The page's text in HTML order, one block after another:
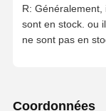
R:
sont en stock. ou
ne sont pas en
Coordonnées